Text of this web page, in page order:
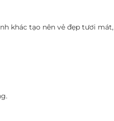
khác tạo nên vẻ đẹp tươi mát,